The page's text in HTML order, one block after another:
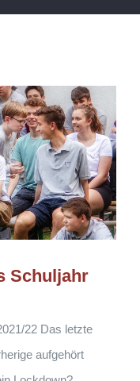
Schuljahr
22 Das letzte
aufgehört